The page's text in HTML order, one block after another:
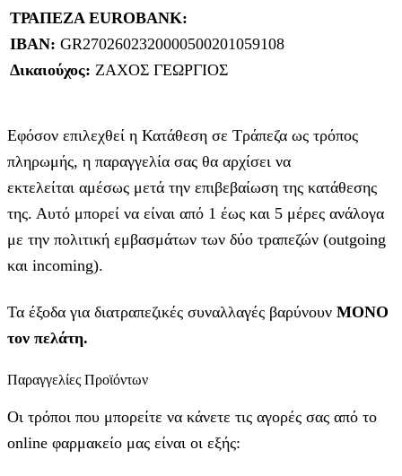
ΤΡΑΠΕΖΑ EUROBANK:
IBAN: GR2702602320000500201059108
Δικαιούχος: ΖΑΧΟΣ ΓΕΩΡΓΙΟΣ
Εφόσον επιλεχθεί η Κατάθεση σε Τράπεζα ως τρόπος
πληρωμής, η παραγγελία σας θα αρχίσει να
εκτελείται αμέσως μετά την επιβεβαίωση της κατάθεσης
της. Αυτό μπορεί να είναι από 1 έως και 5 μέρες ανάλογα
με την πολιτική εμβασμάτων των δύο τραπεζών (outgoing
και incoming).
Τα έξοδα για διατραπεζικές συναλλαγές βαρύνουν MONO
τον πελάτη.
Παραγγελίες Προϊόντων
Οι τρόποι που μπορείτε να κάνετε τις αγορές σας από το
online φαρμακείο μας είναι οι εξής: